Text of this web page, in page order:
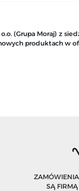
(Grupa Moraj) z
produktach w
SĄ